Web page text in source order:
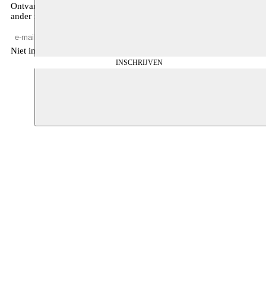
Ontvang maandelijkse updates over ons programma, de agenda, en
ander nieuws
Niet invullen
INSCHRIJVEN